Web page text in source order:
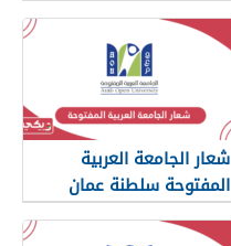
شعار الجامعة العربية
المفتوحة سلطنة عمان